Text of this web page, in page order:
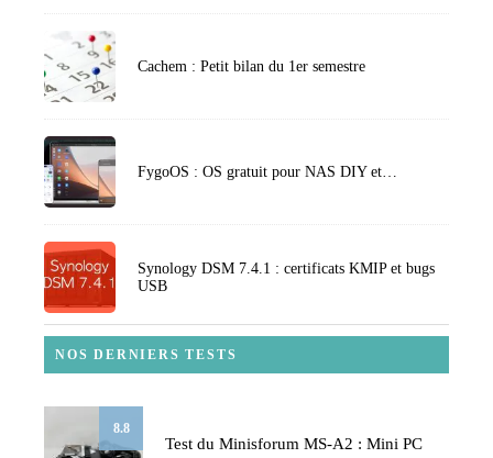
Cachem : Petit bilan du 1er semestre
FygoOS : OS gratuit pour NAS DIY et…
Synology DSM 7.4.1 : certificats KMIP et bugs
USB
NOS DERNIERS TESTS
8.8
Test du Minisforum MS-A2 : Mini PC